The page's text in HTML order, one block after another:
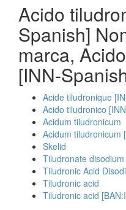
Acido
Spanish]
marca,
[INN-
Acide tiludronique
Acido tiludronico
Acidum tiludronicum
Acidum tiludronicum
Skelid
Tiludronate disodium
Tiludronic Acid
Tiludronic acid
Tiludronic acid